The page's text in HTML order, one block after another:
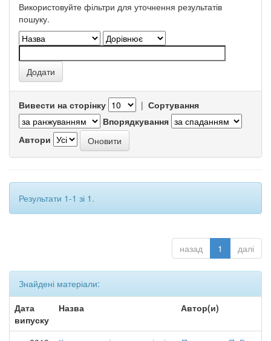
Використовуйте фільтри для уточнення результатів
пошуку.
Вивести на сторінку | Сортування
Впорядкування
Автори
Результати 1-1 зі 1.
назад 1 далі
Знайдені матеріали:
Дата
випуску
Назва Автор(и)